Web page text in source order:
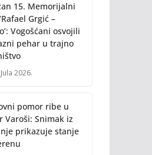
15. Memorijalni
Grgić –
Vogošćani osvojili
pehar u trajno
2026.
pomor ribe u
Varoši: Snimak iz
prikazuje stanje